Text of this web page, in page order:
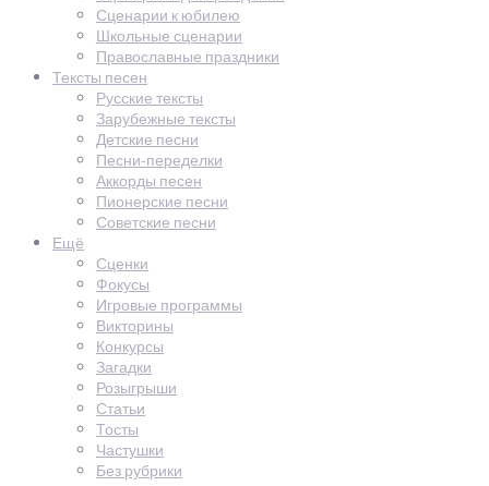
Сценарии к юбилею
Школьные сценарии
Православные праздники
Тексты песен
Русские тексты
Зарубежные тексты
Детские песни
Песни-переделки
Аккорды песен
Пионерские песни
Советские песни
Ещё
Сценки
Фокусы
Игровые программы
Викторины
Конкурсы
Загадки
Розыгрыши
Статьи
Тосты
Частушки
Без рубрики